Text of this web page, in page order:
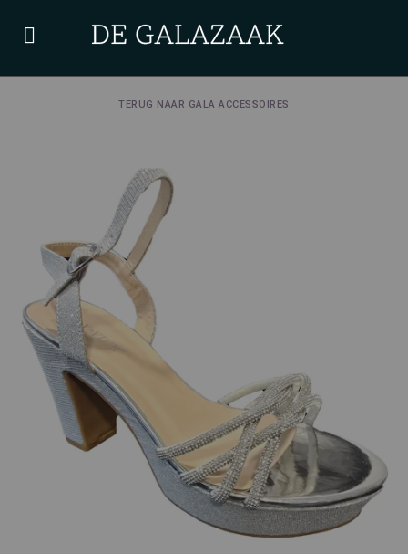
TERUG NAAR GALA ACCESSOIRES